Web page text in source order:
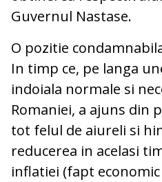
Guvernul Nastase.
O pozitie
In timp ce, pe langa
indoiala normale si
Romaniei, a ajuns din
tot felul de aiureli si
reducerea in acelasi
inflatiei (fapt